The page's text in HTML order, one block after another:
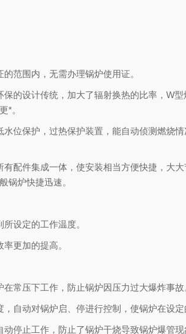
范围内，无需办理锅炉使用证。
的设计传统，加大了辐射换热的比率，W
*。
位保护，过热保护装置，能自动侦测燃烧
配件集成一体，使安装相当方便快捷，大
锅炉快捷迅速。
设定的工作温度。
更加的提高。
常压下工作，防止锅炉因压力过大爆炸事故
自动对锅炉启、停进行控制，使锅炉在设定
停止工作，防止了锅炉干烧导致锅炉爆管现